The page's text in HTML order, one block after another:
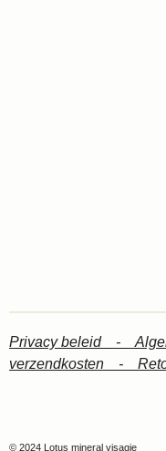
Privacy beleid -
verzendkosten -
© 2024 Lotus mineral visagie